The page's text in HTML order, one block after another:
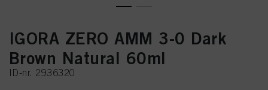
IGORA ZERO AMM 3-0 Dark
Brown Natural 60ml
ID-nr. 2936320